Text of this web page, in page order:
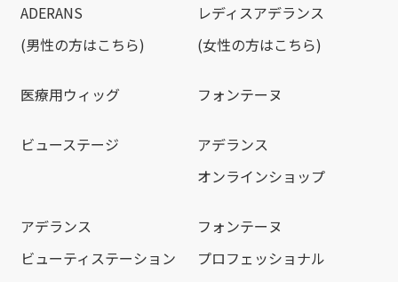
ADERANS
(男性の方はこちら)
レディスアデランス
(女性の方はこちら)
医療用ウィッグ フォンテーヌ
ビューステージ
アデランス
オンラインショップ
アデランス
ビューティステーション
フォンテーヌ
プロフェッショナル